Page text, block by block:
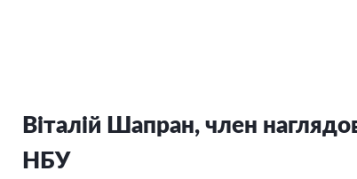
Віталій Шапран, член
НБУ